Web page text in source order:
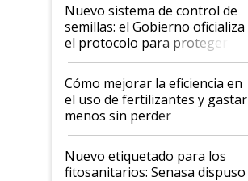
Nuevo sistema de control de
semillas: el Gobierno oficializa
el protocolo para proteger la
propiedad intelectual
Cómo mejorar la eficiencia en
el uso de fertilizantes y gastar
menos sin perder
productividad en la campaña
fina
Nuevo etiquetado para los
fitosanitarios: Senasa dispuso